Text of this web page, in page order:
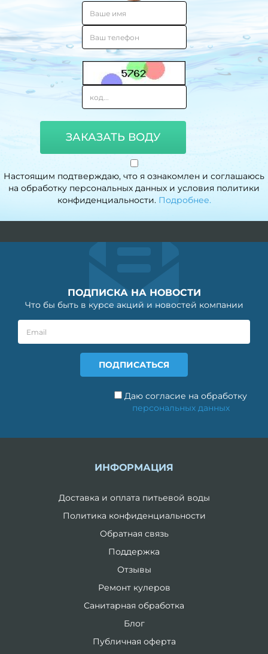
ЗАКАЗАТЬ ВОДУ
Настоящим подтверждаю, что я ознакомлен и соглашаюсь
на обработку персональных данных и условия политики
конфиденциальности. Подробнее.
ПОДПИСКА НА НОВОСТИ
Что бы быть в курсе акций и новостей компании
Даю согласие на обработку
персональных данных
ИНФОРМАЦИЯ
Доставка и оплата питьевой воды
Политика конфиденциальности
Обратная связь
Поддержка
Отзывы
Ремонт кулеров
Санитарная обработка
Блог
Публичная оферта